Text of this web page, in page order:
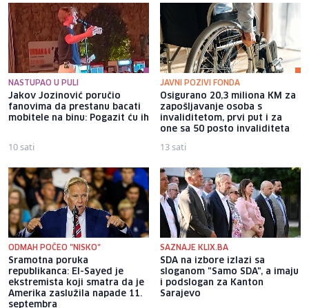
NASTUPAO U PULI
Jakov Jozinović poručio
fanovima da prestanu bacati
mobitele na binu: Pogazit ću ih
10 sati
JAVNI POZIVI FONDA
Osigurano 20,3 miliona KM za
zapošljavanje osoba s
invaliditetom, prvi put i za
one sa 50 posto invaliditeta
13 sati
ODMAH POČEO "NISKO"
Sramotna poruka
republikanca: El-Sayed je
ekstremista koji smatra da je
Amerika zaslužila napade 11.
septembra
SAZNAJE KLIX.BA
SDA na izbore izlazi sa
sloganom "Samo SDA", a imaju
i podslogan za Kanton
Sarajevo